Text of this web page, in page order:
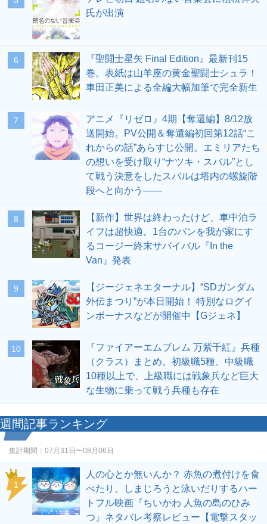
氏が出演
6
『聖闘士星矢 Final Edition』最新刊15
巻。表紙は山羊座の黄金聖闘士シュラ！
車田正美による全編大幅加筆で完全新生
7
アニメ『リゼロ』4期【奪還編】8/12放
送開始。PV公開＆奪還編初回第12話“こ
れからの話”あらすじ公開。エミリアたち
の想いを受け取り“ナツキ・スバル”とし
て戦う決意をしたスバルは塔内の螺旋階
段へと向かう――
8
【新作】世界は終わったけど、車中泊ラ
イフは超快適。1台のバンを我が家にす
るコージー終末サバイバル『In the
Van』発表
9
【ジージェネエターナル】“SDガンダム
外伝まつり”が本日開始！ 特別なログイ
ンボーナスなどが開催中【Gジェネ】
10
『ファイアーエムブレム 万紫千紅』兵種
（クラス）まとめ。初級職5種、中級職
10種以上で、上級職には戦象兵など巨大
な生物に乗って戦う兵種も存在
週間記事ランキング
集計期間： 07月31日〜08月06日
1
人の心とか無いんか？ 赤魚の煮付けを食
べたり、しまじろうと泳いだりするハー
トフル映画『ちいかわ 人魚の島のひみ
つ』ネタバレ考察レビュー【電撃スタッ